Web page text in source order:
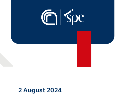
2 August 2024